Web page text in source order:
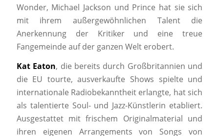
Wonder, Michael Jackson und Prince hat sie sich
mit ihrem außergewöhnlichen Talent die
Anerkennung der Kritiker und eine treue
Fangemeinde auf der ganzen Welt erobert.
Kat Eaton, die bereits durch Großbritannien und
die EU tourte, ausverkaufte Shows spielte und
internationale Radiobekanntheit erlangte, hat sich
als talentierte Soul- und Jazz-Künstlerin etabliert.
Ausgestattet mit frischem Originalmaterial und
ihren eigenen Arrangements von Songs von